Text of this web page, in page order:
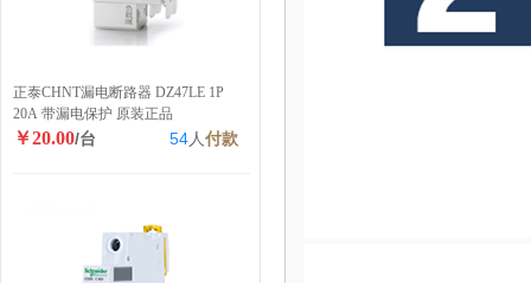
正泰CHNT漏电断路器 DZ47LE 1P
20A 带漏电保护 原装正品
￥20.00/台 54人付款